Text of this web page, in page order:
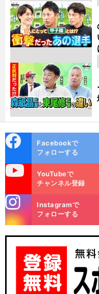
ok
Facebookで
フォローする
YouTubeで
チャンネル登録
m
Instagramで
フォローする